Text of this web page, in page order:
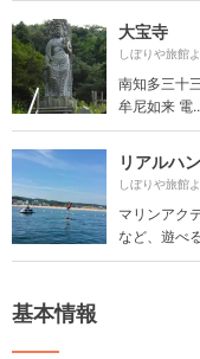
大宝寺
しぼりや旅館
南知多三十
牟尼如来 電
リアルハ
しぼりや旅館
マリンアク
など、遊べ
基本情報